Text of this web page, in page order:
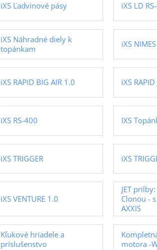
iXS Ľadvinové pásy iXS LD
iXS Náhradné diely k
topánkam
iXS
iXS RAPID BIG AIR 1.0 iXS
iXS RS-400 IXS
iXS TRIGGER iXS
iXS VENTURE 1.0
JET
Clonou -
AXXIS
Kľukové hriadele a
príslušenstvo
motora -